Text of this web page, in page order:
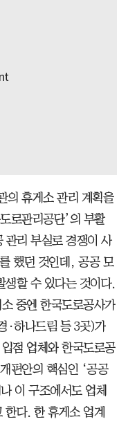
의 휴게소 관리 계획을
로관리공단’의 부활
관리 부실로 경쟁이 사
했던 것인데, 공공 모
생할 수 있다는 것이다.
중엔 한국도로공사가
·하나드림 등 3곳)가
점 업체와 한국도로공
편안의 핵심인 ‘공공
이 구조에서도 업체
한다. 한 휴게소 업계